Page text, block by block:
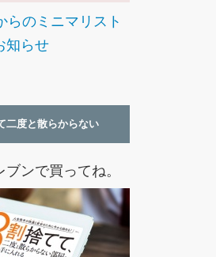
らのミニマリスト
知らせ
二度と散らからない
ンで買ってね。